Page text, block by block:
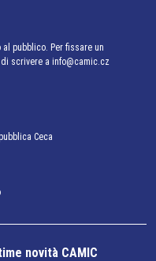
pubblico. Per fissare un
scrivere a info@camic.cz
Ceca
novità CAMIC